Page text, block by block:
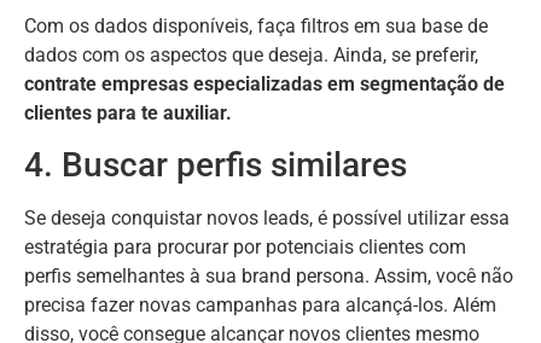
Com os dados disponíveis, faça filtros em sua base de
dados com os aspectos que deseja. Ainda, se preferir,
contrate empresas especializadas em segmentação de
clientes para te auxiliar.
4. Buscar perfis similares
Se deseja conquistar novos leads, é possível utilizar essa
estratégia para procurar por potenciais clientes com
perfis semelhantes à sua brand persona. Assim, você não
precisa fazer novas campanhas para alcançá-los. Além
disso, você consegue alcançar novos clientes mesmo